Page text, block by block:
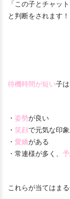
「この子とチャッ
と判断をされます
待機時間が短い子
・ 姿勢が良い
・ 笑顔で元気な印
・ 愛嬌がある
・常連様が多く、
これらが当てはま